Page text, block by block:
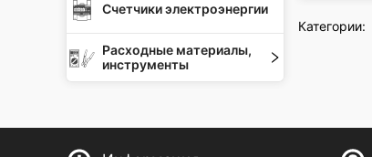
Счетчики электроэнергии
Расходные материалы,
инструменты
Категории: